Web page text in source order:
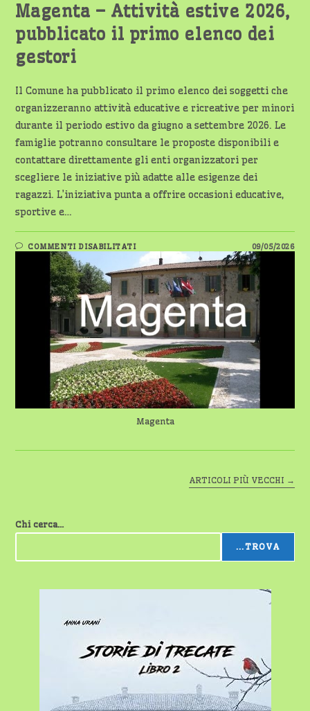
Magenta – Attività estive 2026,
pubblicato il primo elenco dei
gestori
Il Comune ha pubblicato il primo elenco dei soggetti che
organizzeranno attività educative e ricreative per minori
durante il periodo estivo da giugno a settembre 2026. Le
famiglie potranno consultare le proposte disponibili e
contattare direttamente gli enti organizzatori per
scegliere le iniziative più adatte alle esigenze dei
ragazzi. L’iniziativa punta a offrire occasioni educative,
sportive e…
COMMENTI DISABILITATISU
MAGENTA
–
ATTIVITÀ
ESTIVE
2026,
PUBBLICATO
IL
PRIMO
ELENCO
DEI
GESTORI
09/05/2026
Magenta
ARTICOLI PIÙ VECCHI →
Chi cerca...
...TROVA